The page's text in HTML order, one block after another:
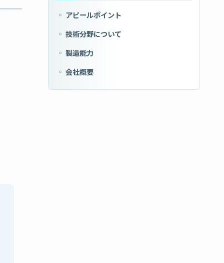
アピールポイント
技術分野について
製造能力
会社概要